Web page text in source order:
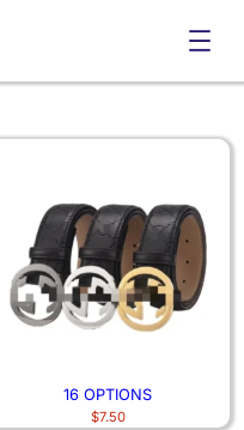
16 OPTIONS
$7.50